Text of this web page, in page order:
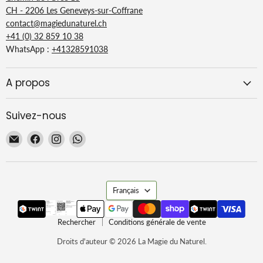
CH - 2206 Les Geneveys-sur-Coffrane
contact@magiedunaturel.ch
+41 (0) 32 859 10 38
WhatsApp : +41328591038
A propos
Suivez-nous
Email
Magie
Trouvez-
nous
sur
Trouvez-
nous
sur
Trouvez-
sur
Langue
Français
Rechercher Conditions générale de vente
Droits d'auteur © 2026 La Magie du Naturel.